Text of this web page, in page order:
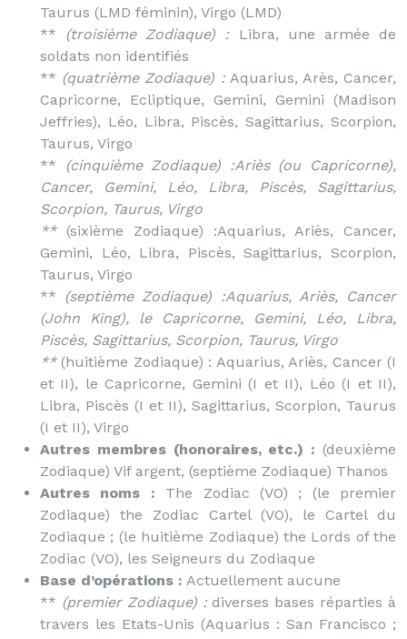
Taurus (LMD féminin), Virgo (LMD)
** (troisième Zodiaque) : Libra, une armée de
soldats non identifiés
** (quatrième Zodiaque) :Aquarius, Arès, Cancer,
Capricorne, Ecliptique, Gemini, Gemini (Madison
Jeffries), Léo, Libra, Piscès, Sagittarius, Scorpion,
Taurus, Virgo
** (cinquième Zodiaque) :Ariès (ou Capricorne),
Cancer, Gemini, Léo, Libra, Piscès, Sagittarius,
Scorpion, Taurus, Virgo
** (sixième Zodiaque) :Aquarius, Ariès, Cancer,
Gemini, Léo, Libra, Piscès, Sagittarius, Scorpion,
Taurus, Virgo
** (septième Zodiaque) :Aquarius, Ariès, Cancer
(John King), le Capricorne, Gemini, Léo, Libra,
Piscès, Sagittarius, Scorpion, Taurus, Virgo
**(huitième Zodiaque) : Aquarius, Ariès, Cancer (I
et II), le Capricorne, Gemini (I et II), Léo (I et II),
Libra, Piscès (I et II), Sagittarius, Scorpion, Taurus
(I et II), Virgo
Autres membres (honoraires, etc.) : (deuxième
Zodiaque) Vif argent, (septième Zodiaque) Thanos
Autres noms : The Zodiac (VO) ; (le premier
Zodiaque) the Zodiac Cartel (VO), le Cartel du
Zodiaque ; (le huitième Zodiaque) the Lords of the
Zodiac (VO), les Seigneurs du Zodiaque
Base d’opérations : Actuellement aucune
** (premier Zodiaque) :diverses bases réparties à
travers les Etats-Unis (Aquarius : San Francisco ;